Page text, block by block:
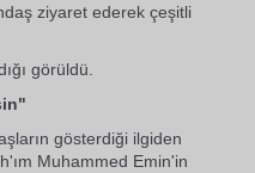
ziyaret ederek çeşitli
görüldü.
gösterdiği ilgiden
Muhammed Emin'in